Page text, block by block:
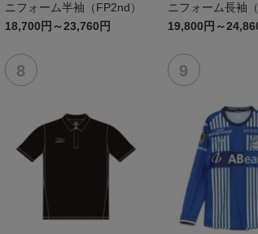
ニフォーム半袖（FP2nd）
18,700円～23,760円
ニフォーム長袖
19,800円～